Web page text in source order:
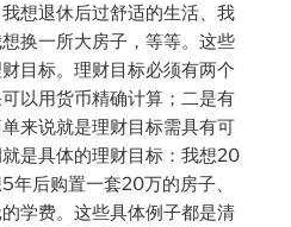
想退休后过舒适的生活、我
换一所大房子，等等。这些
目标。理财目标必须有两个
以用货币精确计算；二是有
来说就是理财目标需具有可
是具体的理财目标：我想20
年后购置一套20万的房子、
学费。这些具体例子都是清